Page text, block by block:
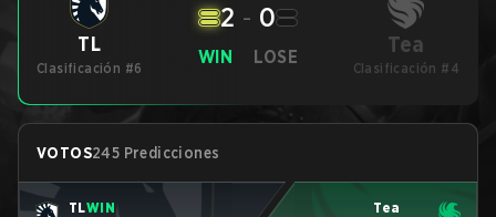
TL
Clasificación #6
WIN
2 - 0
LOSE Tea
Clasificación #4
VOTOS245 Predicciones
TLWIN Tea